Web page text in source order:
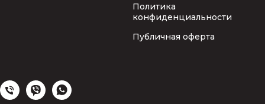
Политика
конфиденциальности
Публичная оферта